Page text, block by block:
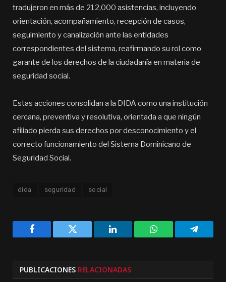
tradujeron en más de 212,000 asistencias, incluyendo
orientación, acompañamiento, recepción de casos,
seguimiento y canalización ante las entidades
correspondientes del sistema, reafirmando su rol como
garante de los derechos de la ciudadanía en materia de
seguridad social.
Estas acciones consolidan a la DIDA como una institución
cercana, preventiva y resolutiva, orientada a que ningún
afiliado pierda sus derechos por desconocimiento y el
correcto funcionamiento del Sistema Dominicano de
Seguridad Social.
dida seguridad social
Facebook Twitter LinkedIn WhatsApp
PUBLICACIONES RELACIONADAS